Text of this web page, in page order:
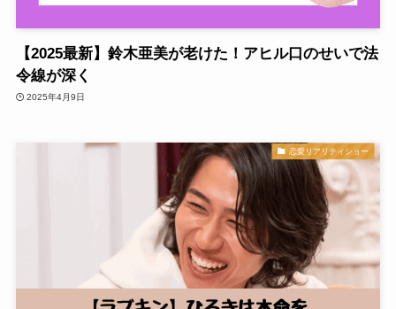
【2025最新】鈴木亜美が老けた！アヒル口のせいで法
令線が深く
2025年4月9日
恋愛リアリティショー